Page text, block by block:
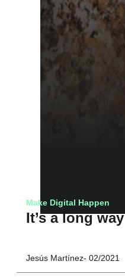
Make Digital Happen
It’s a long
Jesús Martínez 02/2021